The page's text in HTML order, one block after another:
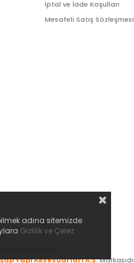
İptal ve İade Koşulları
Mesafeli Satış Sözleşmesi
Yapı Aksesuarları A.Ş.
adına sitemizde
Gizlilik ve Çerez